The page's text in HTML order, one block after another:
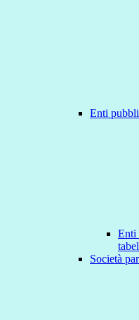
Enti
Enti
Società